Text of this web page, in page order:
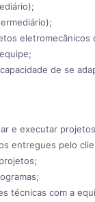
eletromecânicos
de se
e executar
entregues pelo
técnicas com a